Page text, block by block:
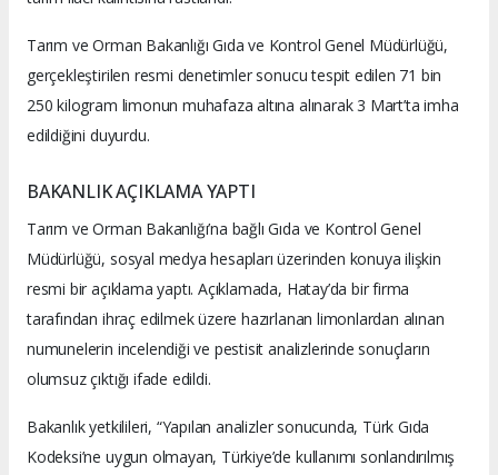
Tarım ve Orman Bakanlığı Gıda ve Kontrol Genel Müdürlüğü,
gerçekleştirilen resmi denetimler sonucu tespit edilen 71 bin
250 kilogram limonun muhafaza altına alınarak 3 Mart’ta imha
edildiğini duyurdu.
BAKANLIK AÇIKLAMA YAPTI
Tarım ve Orman Bakanlığı’na bağlı Gıda ve Kontrol Genel
Müdürlüğü, sosyal medya hesapları üzerinden konuya ilişkin
resmi bir açıklama yaptı. Açıklamada, Hatay’da bir firma
tarafından ihraç edilmek üzere hazırlanan limonlardan alınan
numunelerin incelendiği ve pestisit analizlerinde sonuçların
olumsuz çıktığı ifade edildi.
Bakanlık yetkilileri, “Yapılan analizler sonucunda, Türk Gıda
Kodeksi’ne uygun olmayan, Türkiye’de kullanımı sonlandırılmış